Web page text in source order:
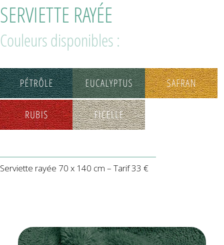
SERVIETTE RAYÉE
Couleurs disponibles :
Serviette rayée 70 x 140 cm – Tarif 33 €